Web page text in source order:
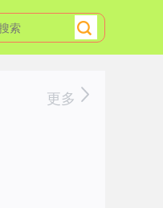
更多